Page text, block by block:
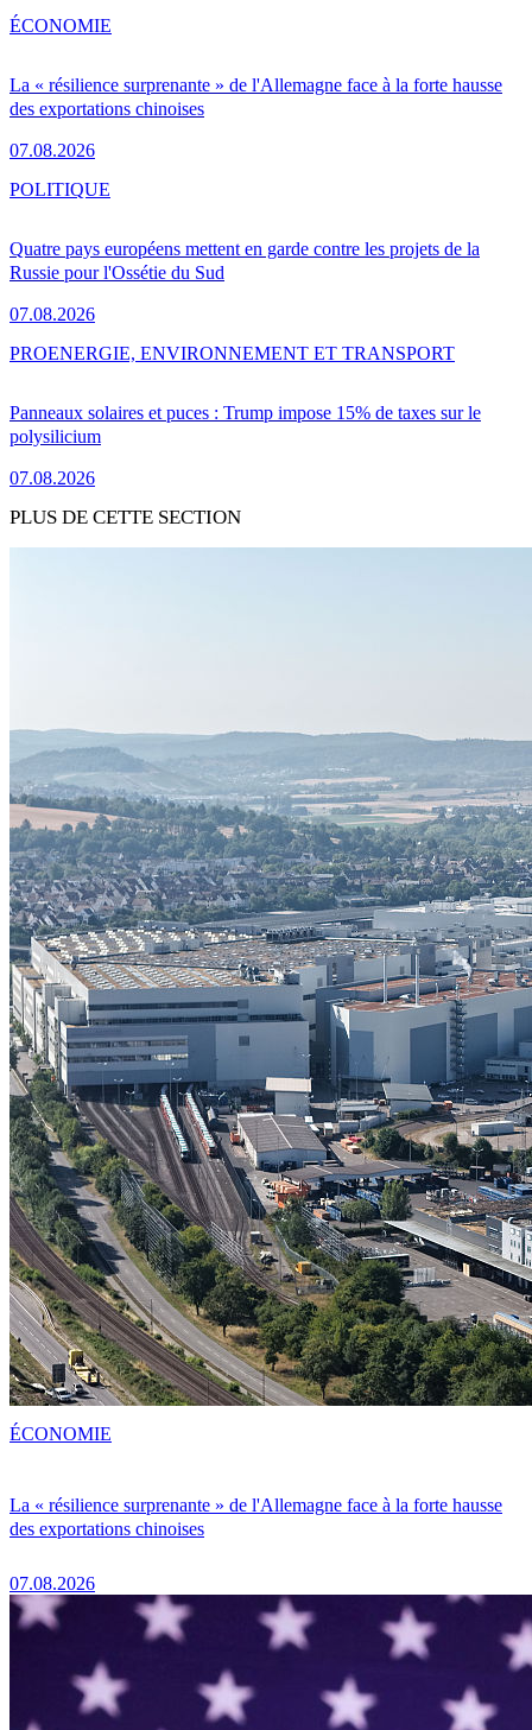
La « résilience surprenante » de l'Allemagne face à la forte hausse
des exportations chinoises
07.08.2026
ÉCONOMIE
Quatre pays européens mettent en garde contre les projets de la
Russie pour l'Ossétie du Sud
07.08.2026
POLITIQUE
Panneaux solaires et puces : Trump impose 15% de taxes sur le
polysilicium
07.08.2026
PROENERGIE, ENVIRONNEMENT ET TRANSPORT
PLUS DE CETTE SECTION
La « résilience surprenante » de l'Allemagne face à la forte hausse
des exportations chinoises
07.08.2026
ÉCONOMIE